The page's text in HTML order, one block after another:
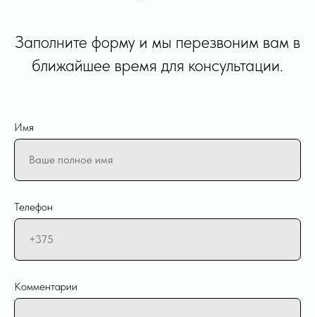
Заполните форму и мы перезвоним вам в
ближайшее время для консультации.
Имя
Телефон
Комментарии